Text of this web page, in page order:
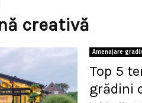
creativă
Amenajare
Top 5
grădini